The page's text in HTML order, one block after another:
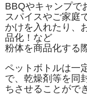
BBQやキャンプで
スパイスやご家庭
かけを入れたり、
品化！など
粉体を商品化する
ペットボトルは一
で、乾燥剤等を同
ちさせることがで